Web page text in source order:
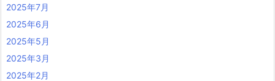
2025年7月
2025年6月
2025年5月
2025年3月
2025年2月